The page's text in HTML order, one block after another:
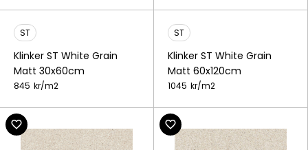
ST
Klinker ST White Grain
Matt 30x60cm
845 kr/m2
ST
Klinker ST White Grain
Matt 60x120cm
1045 kr/m2